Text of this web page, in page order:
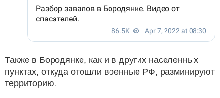
Также в Бородянке, как и в других населенных
пунктах, откуда отошли военные РФ, разминируют
территорию.